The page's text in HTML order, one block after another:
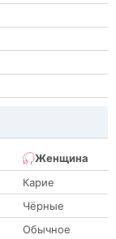
Женщина
Карие
Чёрные
Обычное